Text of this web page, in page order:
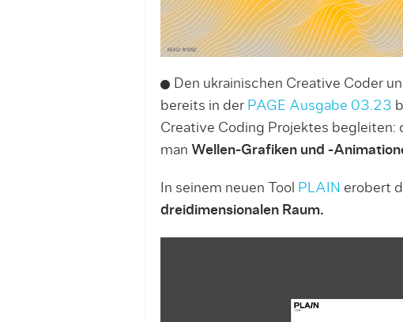
Den ukrainischen Creative Coder
bereits in der PAGE Ausgabe 03.23
Creative Coding Projektes begleiten:
man Wellen-Grafiken und -
In seinem neuen Tool PLAIN erobert
dreidimensionalen Raum.